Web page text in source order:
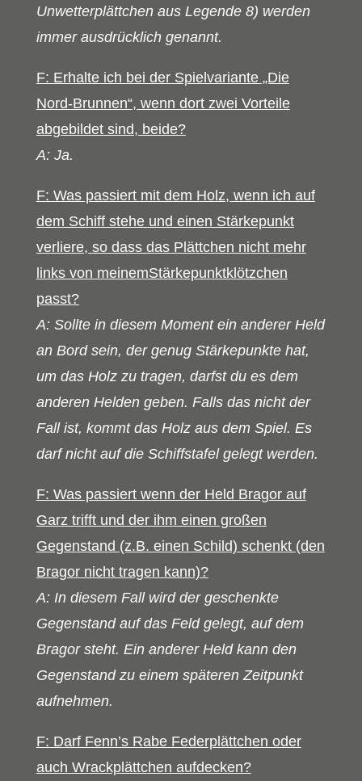
Unwetterplättchen aus Legende 8) werden
immer ausdrücklich genannt.
F: Erhalte ich bei der Spielvariante „Die
Nord-Brunnen“, wenn dort zwei Vorteile
abgebildet sind, beide?
A: Ja.
F: Was passiert mit dem Holz, wenn ich auf
dem Schiff stehe und einen Stärkepunkt
verliere, so dass das Plättchen nicht mehr
links von meinemStärkepunktklötzchen
passt?
A: Sollte in diesem Moment ein anderer Held
an Bord sein, der genug Stärkepunkte hat,
um das Holz zu tragen, darfst du es dem
anderen Helden geben. Falls das nicht der
Fall ist, kommt das Holz aus dem Spiel. Es
darf nicht auf die Schiffstafel gelegt werden.
F: Was passiert wenn der Held Bragor auf
Garz trifft und der ihm einen großen
Gegenstand (z.B. einen Schild) schenkt (den
Bragor nicht tragen kann)?
A: In diesem Fall wird der geschenkte
Gegenstand auf das Feld gelegt, auf dem
Bragor steht. Ein anderer Held kann den
Gegenstand zu einem späteren Zeitpunkt
aufnehmen.
F: Darf Fenn’s Rabe Federplättchen oder
auch Wrackplättchen aufdecken?